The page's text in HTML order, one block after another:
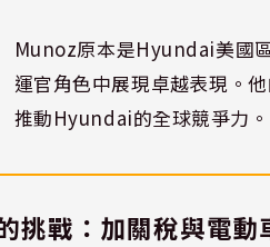
Munoz原本是Hyundai美國
運官角色中展現卓越表現。
推動Hyundai的全球競爭力。
挑戰：加關稅與電動